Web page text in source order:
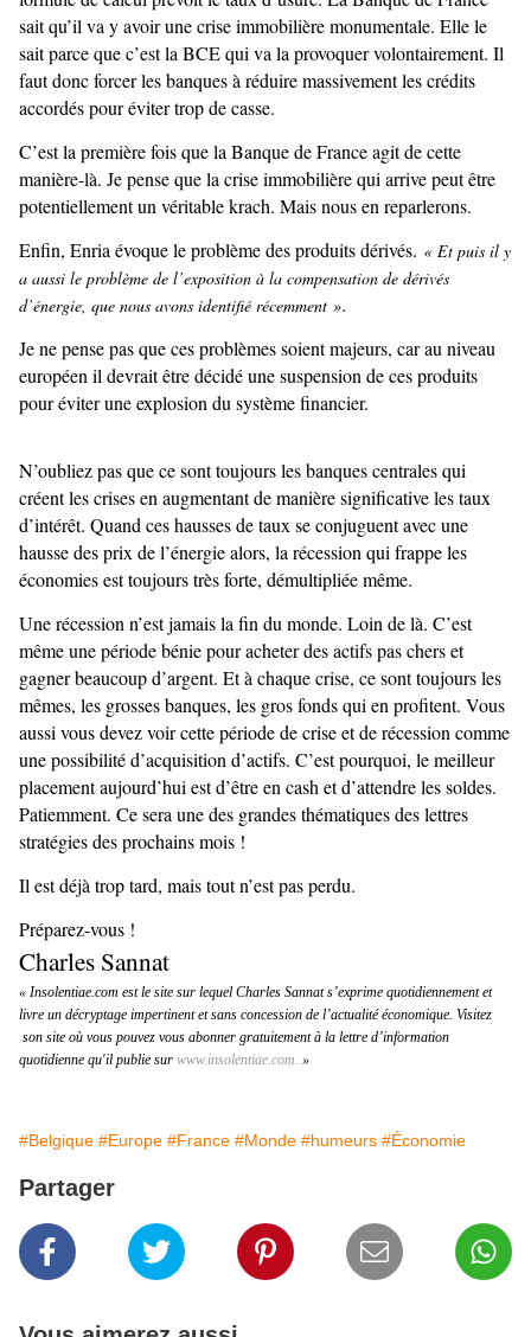
sait qu’il va y avoir une crise immobilière monumentale. Elle le
sait parce que c’est la BCE qui va la provoquer volontairement. Il
faut donc forcer les banques à réduire massivement les crédits
accordés pour éviter trop de casse.
C’est la première fois que la Banque de France agit de cette
manière-là. Je pense que la crise immobilière qui arrive peut être
potentiellement un véritable krach. Mais nous en reparlerons.
Enfin, Enria évoque le problème des produits dérivés. « Et puis il y
a aussi le problème de l’exposition à la compensation de dérivés
d’énergie, que nous avons identifié récemment ».
Je ne pense pas que ces problèmes soient majeurs, car au niveau
européen il devrait être décidé une suspension de ces produits
pour éviter une explosion du système financier.
N’oubliez pas que ce sont toujours les banques centrales qui
créent les crises en augmentant de manière significative les taux
d’intérêt. Quand ces hausses de taux se conjuguent avec une
hausse des prix de l’énergie alors, la récession qui frappe les
économies est toujours très forte, démultipliée même.
Une récession n’est jamais la fin du monde. Loin de là. C’est
même une période bénie pour acheter des actifs pas chers et
gagner beaucoup d’argent. Et à chaque crise, ce sont toujours les
mêmes, les grosses banques, les gros fonds qui en profitent. Vous
aussi vous devez voir cette période de crise et de récession comme
une possibilité d’acquisition d’actifs. C’est pourquoi, le meilleur
placement aujourd’hui est d’être en cash et d’attendre les soldes.
Patiemment. Ce sera une des grandes thématiques des lettres
stratégies des prochains mois !
Il est déjà trop tard, mais tout n’est pas perdu.
Préparez-vous !
Charles Sannat
« Insolentiae.com est le site sur lequel Charles Sannat s’exprime quotidiennement et
livre un décryptage impertinent et sans concession de l’actualité économique. Visitez
son site où vous pouvez vous abonner gratuitement à la lettre d’information
quotidienne qu'il publie sur www.insolentiae.com. »
#Belgique #Europe #France #Monde #humeurs #Économie
Partager